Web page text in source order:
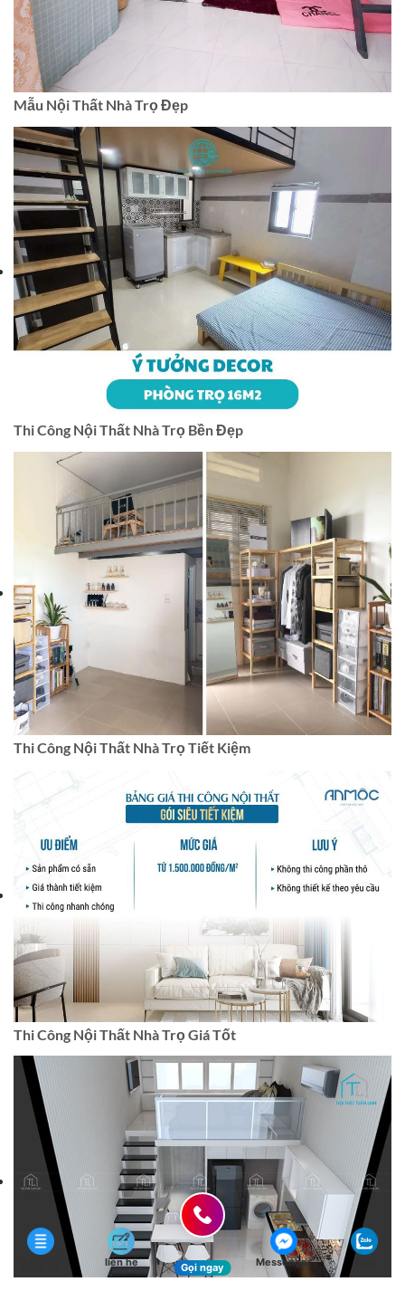
Mẫu Nội Thất Nhà Trọ Đẹp
Thi Công Nội Thất Nhà Trọ Bền Đẹp
Thi Công Nội Thất Nhà Trọ Tiết Kiệm
Thi Công Nội Thất Nhà Trọ Giá Tốt
liên hệ Gọi ngay Messenger Zalo